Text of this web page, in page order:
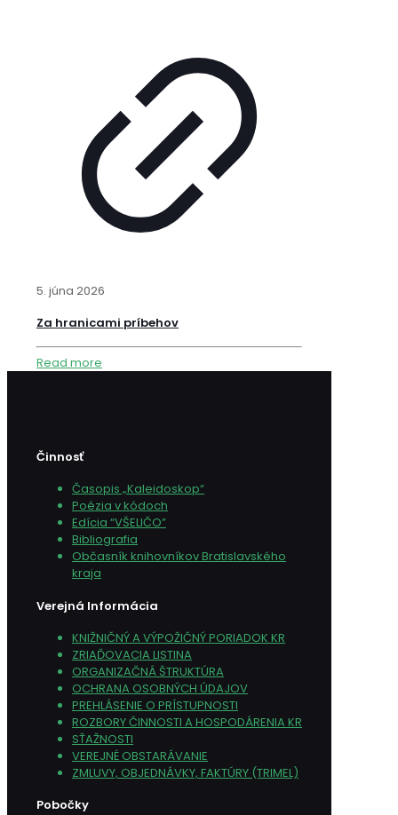
5. júna 2026
Za hranicami príbehov
Read more
Činnosť
Časopis „Kaleidoskop“
Poézia v kódoch
Edícia “VŠELIČO”
Bibliografia
Občasník knihovníkov Bratislavského
kraja
Verejná Informácia
KNIŽNIČNÝ A VÝPOŽIČNÝ PORIADOK KR
ZRIAĎOVACIA LISTINA
ORGANIZAČNÁ ŠTRUKTÚRA
OCHRANA OSOBNÝCH ÚDAJOV
PREHLÁSENIE O PRÍSTUPNOSTI
ROZBORY ČINNOSTI A HOSPODÁRENIA KR
SŤAŽNOSTI
VEREJNÉ OBSTARÁVANIE
ZMLUVY, OBJEDNÁVKY, FAKTÚRY (TRIMEL)
Pobočky